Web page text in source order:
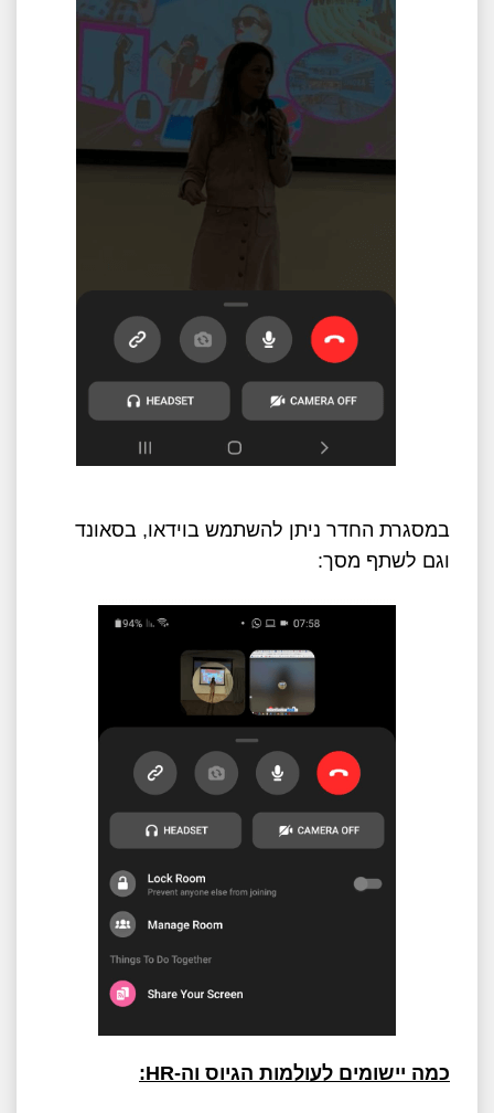
במסגרת החדר ניתן להשתמש בוידאו, בסאונד
וגם לשתף מסך:
כמה יישומים לעולמות הגיוס וה-HR
: